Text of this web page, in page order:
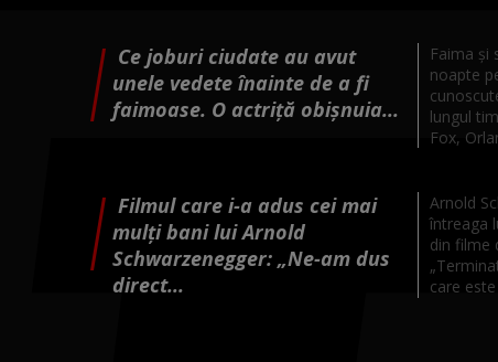
Ce joburi ciudate au avut
unele vedete înainte de a fi
faimoase. O actriță obișnuia...
Faima și
noapte
lungul
Fox,
Filmul care i-a adus cei mai
mulți bani lui Arnold
Schwarzenegger: „Ne-am dus
direct...
Arnold
întreaga
din filme
care